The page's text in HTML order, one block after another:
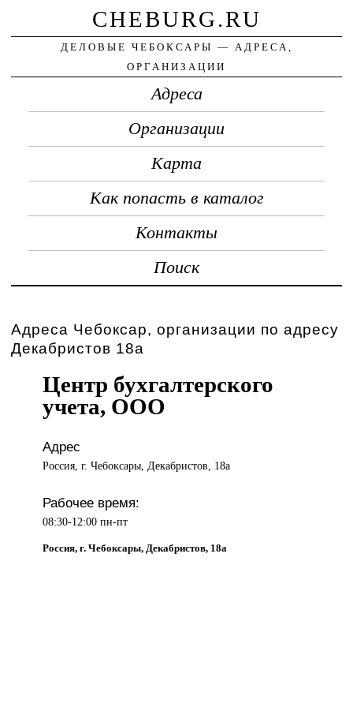
CHEBURG.RU
ДЕЛОВЫЕ ЧЕБОКСАРЫ — АДРЕСА,
ОРГАНИЗАЦИИ
Адреса
Организации
Карта
Как попасть в каталог
Контакты
Поиск
Адреса Чебоксар, организации по адресу
Декабристов 18а
Центр бухгалтерского
учета, ООО
Адрес
Россия, г. Чебоксары, Декабристов, 18а
Рабочее время:
08:30-12:00 пн-пт
Россия, г. Чебоксары, Декабристов, 18а